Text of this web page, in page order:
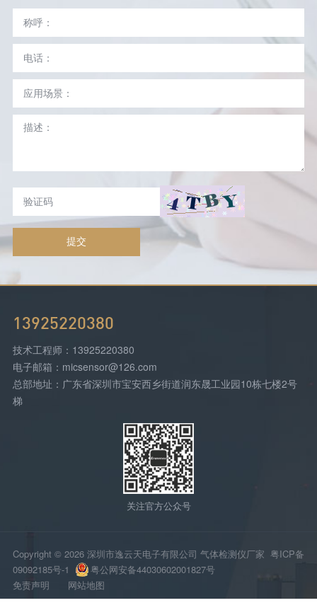
提交
13925220380
技术工程师：13925220380
电子邮箱：micsensor@126.com
总部地址：广东省深圳市宝安西乡街道润东晟工业园10栋七楼2号
梯
关注官方公众号
Copyright © 2026 深圳市逸云天电子有限公司 气体检测仪厂家 粤ICP备
09092185号-1
粤公网安备44030602001827号
免责声明
网站地图